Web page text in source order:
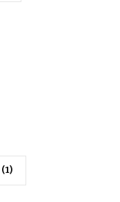
(1)